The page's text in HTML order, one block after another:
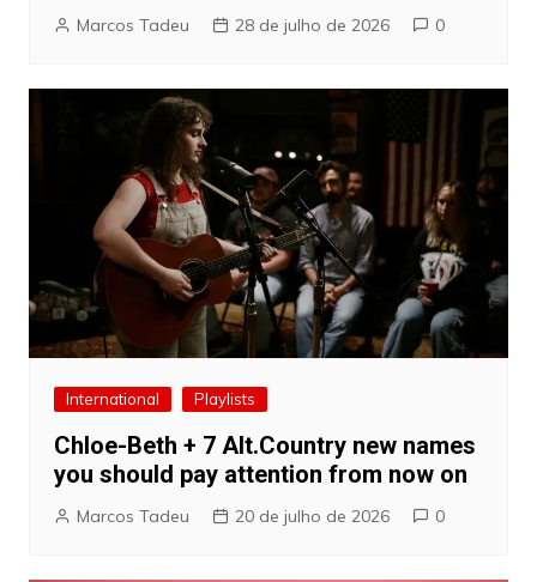
Marcos Tadeu 28 de julho de 2026 0
International Playlists
Chloe-Beth + 7 Alt.Country new names
you should pay attention from now on
Marcos Tadeu 20 de julho de 2026 0